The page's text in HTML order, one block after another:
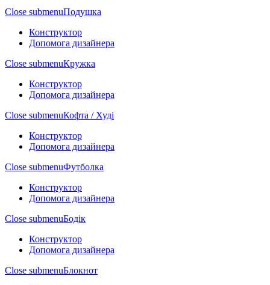
Close submenuПодушка
Конструктор
Допомога дизайнера
Close submenuКружка
Конструктор
Допомога дизайнера
Close submenuКофта / Худі
Конструктор
Допомога дизайнера
Close submenuФутболка
Конструктор
Допомога дизайнера
Close submenuБодік
Конструктор
Допомога дизайнера
Close submenuБлокнот